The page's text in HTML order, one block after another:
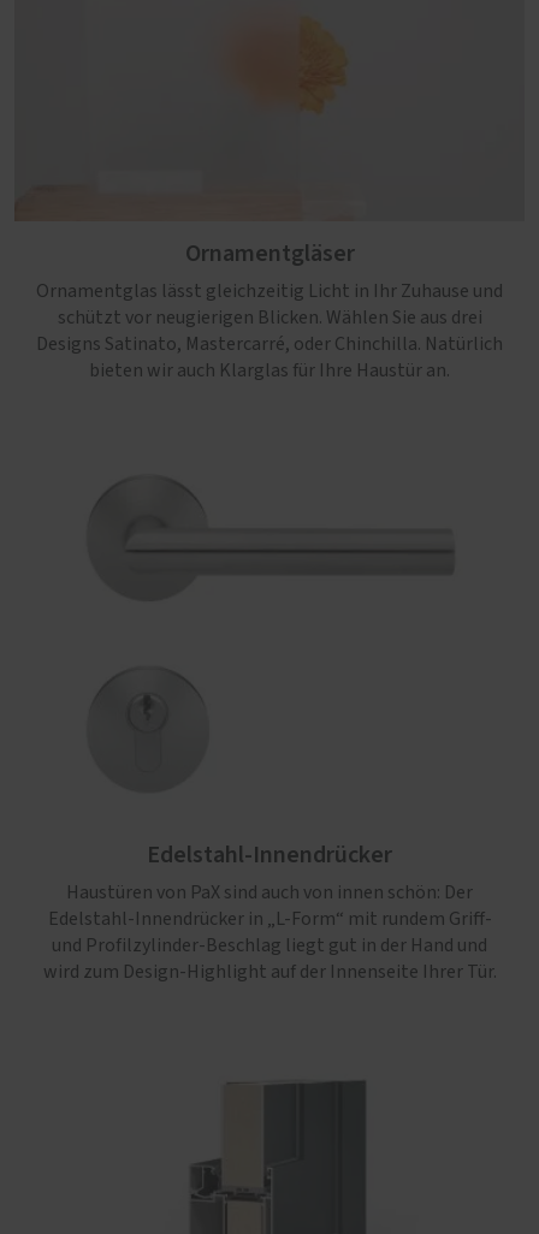
Ornamentgläser
Ornamentglas lässt gleichzeitig Licht in Ihr Zuhause und
schützt vor neugierigen Blicken. Wählen Sie aus drei
Designs Satinato, Mastercarré, oder Chinchilla. Natürlich
bieten wir auch Klarglas für Ihre Haustür an.
Edelstahl-Innendrücker
Haustüren von PaX sind auch von innen schön: Der
Edelstahl-Innendrücker in „L-Form“ mit rundem Griff-
und Profilzylinder-Beschlag liegt gut in der Hand und
wird zum Design-Highlight auf der Innenseite Ihrer Tür.